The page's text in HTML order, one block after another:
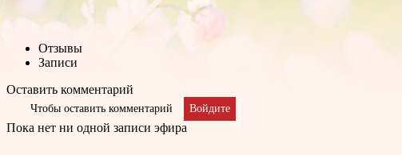
Отзывы
Записи
Оставить комментарий
Чтобы оставить комментарий Войдите
Пока нет ни одной записи эфира